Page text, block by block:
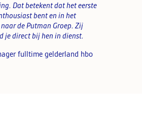
Dat betekent dat het eerste
bent en in het
de Putman Groep. Zij
je direct bij hen in dienst.
fulltime gelderland hbo